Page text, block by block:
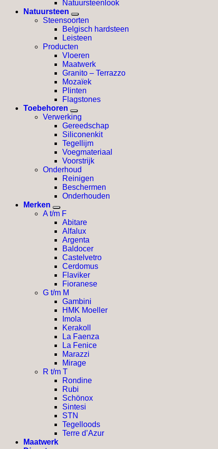
Natuursteenlook
Natuursteen
Steensoorten
Belgisch hardsteen
Leisteen
Producten
Vloeren
Maatwerk
Granito – Terrazzo
Mozaïek
Plinten
Flagstones
Toebehoren
Verwerking
Gereedschap
Siliconenkit
Tegellijm
Voegmateriaal
Voorstrijk
Onderhoud
Reinigen
Beschermen
Onderhouden
Merken
A t/m F
Abitare
Alfalux
Argenta
Baldocer
Castelvetro
Cerdomus
Flaviker
Fioranese
G t/m M
Gambini
HMK Moeller
Imola
Kerakoll
La Faenza
La Fenice
Marazzi
Mirage
R t/m T
Rondine
Rubi
Schönox
Sintesi
STN
Tegelloods
Terre d’Azur
Maatwerk